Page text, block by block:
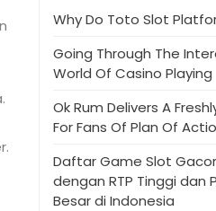
Why Do Toto Slot
Going Through The
World Of Casino Playing
Ok Rum Delivers A
For Fans Of Plan Of
Daftar Game Slot
dengan RTP Tinggi dan
Besar di Indonesia